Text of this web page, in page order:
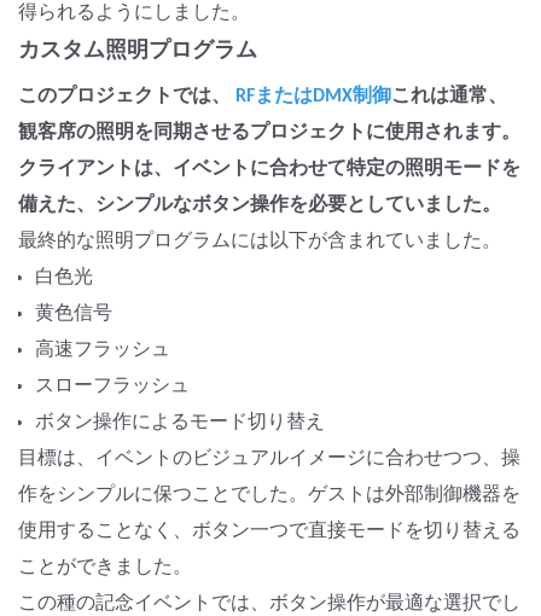
得られるようにしました。
カスタム照明プログラム
このプロジェクトでは、 RFまたはDMX制御これは通常、
観客席の照明を同期させるプロジェクトに使用されます。
クライアントは、イベントに合わせて特定の照明モードを
備えた、シンプルなボタン操作を必要としていました。
最終的な照明プログラムには以下が含まれていました。
白色光
黄色信号
高速フラッシュ
スローフラッシュ
ボタン操作によるモード切り替え
目標は、イベントのビジュアルイメージに合わせつつ、操
作をシンプルに保つことでした。ゲストは外部制御機器を
使用することなく、ボタン一つで直接モードを切り替える
ことができました。
この種の記念イベントでは、ボタン操作が最適な選択でし